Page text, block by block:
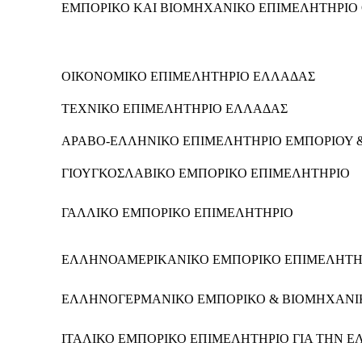
ΕΜΠΟΡΙΚΟ ΚΑΙ ΒΙΟΜΗΧΑΝΙΚΟ ΕΠΙΜΕΛΗΤΗΡΙΟ
ΟΙΚΟΝΟΜΙΚΟ ΕΠΙΜΕΛΗΤΗΡΙΟ ΕΛΛΑΔΑΣ
ΤΕΧΝΙΚΟ ΕΠΙΜΕΛΗΤΗΡΙΟ ΕΛΛΑΔΑΣ
ΑΡΑΒΟ-ΕΛΛΗΝΙΚΟ ΕΠΙΜΕΛΗΤΗΡΙΟ ΕΜΠΟΡΙΟΥ
ΓΙΟΥΓΚΟΣΛΑΒΙΚΟ ΕΜΠΟΡΙΚΟ ΕΠΙΜΕΛΗΤΗΡΙΟ
ΓΑΛΛΙΚΟ ΕΜΠΟΡΙΚΟ ΕΠΙΜΕΛΗΤΗΡΙΟ
ΕΛΛΗΝΟΑΜΕΡΙΚΑΝΙΚΟ ΕΜΠΟΡΙΚΟ
ΕΛΛΗΝΟΓΕΡΜΑΝΙΚΟ ΕΜΠΟΡΙΚΟ &
ΙΤΑΛΙΚΟ ΕΜΠΟΡΙΚΟ ΕΠΙΜΕΛΗΤΗΡΙΟ ΓΙΑ ΤΗΝ